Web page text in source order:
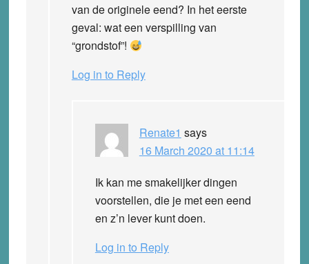
van de originele eend? In het eerste
geval: wat een verspilling van
“grondstof”!
Log in to Reply
Renate1 says
16 March 2020 at 11:14
Ik kan me smakelijker dingen
voorstellen, die je met een eend
en z’n lever kunt doen.
Log in to Reply